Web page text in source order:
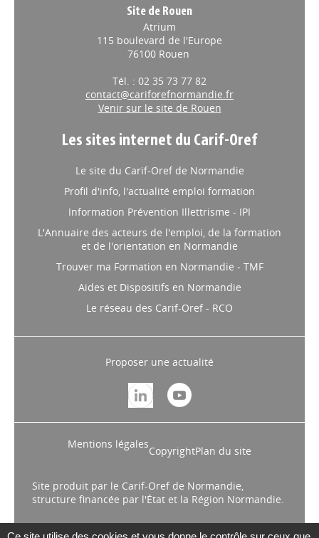
Site de Rouen
Atrium
115 boulevard de l'Europe
76100 Rouen
Tél. : 02 35 73 77 82
contact@cariforefnormandie.fr
Venir sur le site de Rouen
Les sites internet du Carif-Oref
Le site du Carif-Oref de Normandie
Profil d'info, l'actualité emploi formation
Information Prévention Illettrisme - IPI
L'Annuaire des acteurs de l'emploi, de la formation
et de l'orientation en Normandie
Trouver ma Formation en Normandie - TMF
Aides et Dispositifs en Normandie
Le réseau des Carif-Oref - RCO
Proposer une actualité
Mentions légales
CopyrightPlan du site
Site produit par le Carif-Oref de Normandie,
structure financée par l'État et la Région Normandie.